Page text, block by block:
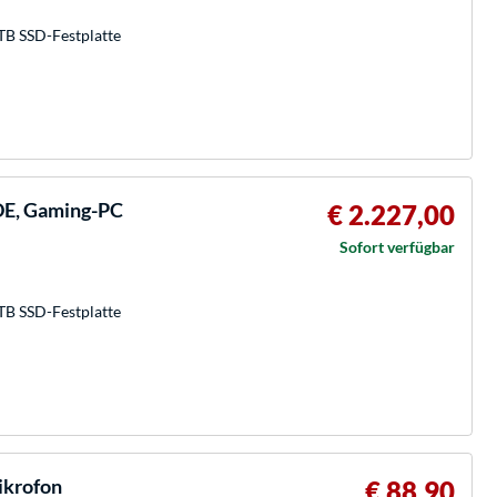
SSD-Festplatte
Gaming-PC
SSD-Festplatte
€ 2.227,00
Sofort verfügbar